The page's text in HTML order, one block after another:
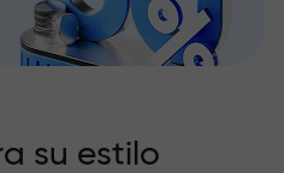
su estilo